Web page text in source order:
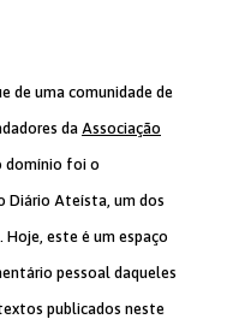
de uma comunidade de
daAssociação
domínio foi o
Diário Ateísta, um dos
este é um espaço
pessoal daqueles
publicados neste